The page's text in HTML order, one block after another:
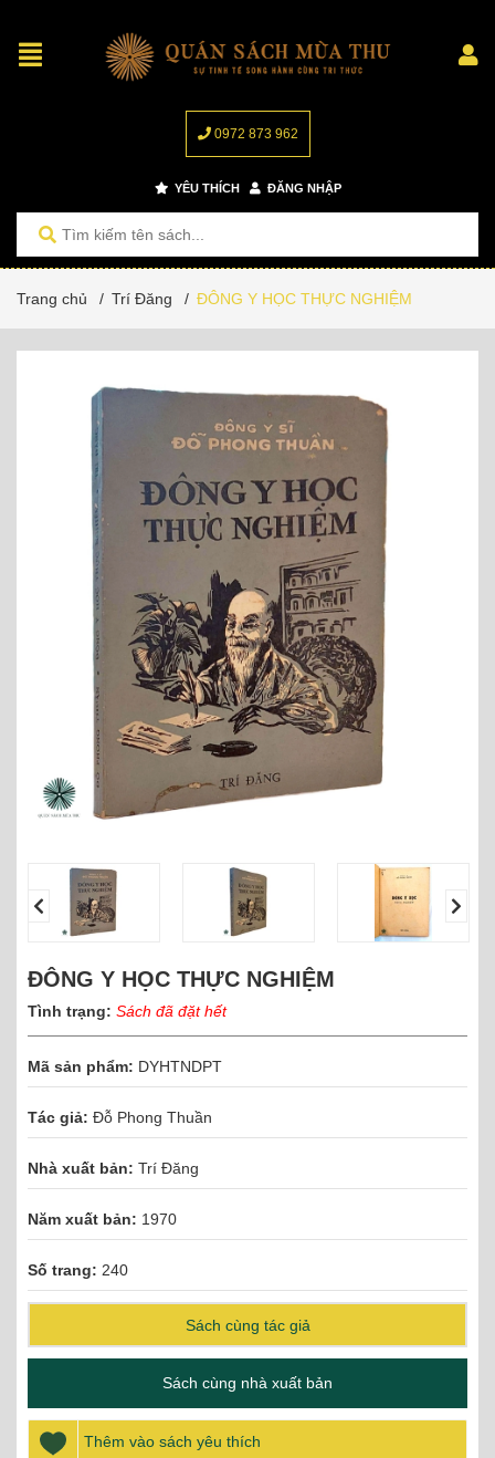
0972 873 962
YÊU THÍCH ĐĂNG NHẬP
Trang chủ / Trí Đăng / ĐÔNG Y HỌC THỰC NGHIỆM
ĐÔNG Y HỌC THỰC NGHIỆM
Tình trạng: Sách đã đặt hết
Mã sản phẩm: DYHTNDPT
Tác giả: Đỗ Phong Thuần
Nhà xuất bản: Trí Đăng
Năm xuất bản: 1970
Số trang: 240
Sách cùng tác giả
Sách cùng nhà xuất bản
Thêm vào sách yêu thích